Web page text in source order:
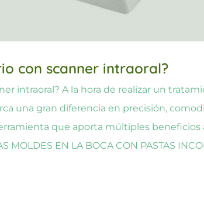
con scanner intraoral?
intraoral? A la hora de realizar un
una gran diferencia en precisión,
que aporta múltiples beneficios
EN LA BOCA CON PASTAS